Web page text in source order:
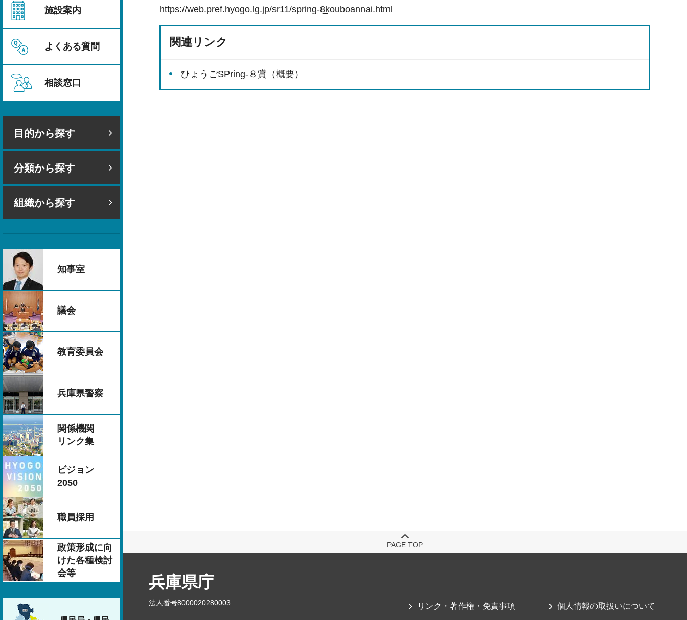
施設案内
よくある質問
相談窓口
目的から探す
分類から探す
組織から探す
知事室
議会
教育委員会
兵庫県警察
関係機関
リンク集
ビジョン
2050
職員採用
政策形成に向
けた各種検討
会等
https://web.pref.hyogo.lg.jp/sr11/spring-8̲kouboannai.html
関連リンク
ひょうごSPring-８賞（概要）
PAGE TOP
兵庫県庁
法人番号8000020280003 リンク・著作権・免責事項 個人情報の取扱いについて